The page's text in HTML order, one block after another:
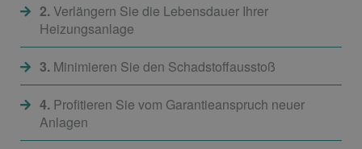
2.Verlängern Sie die Lebensdauer Ihrer
Heizungsanlage
3.Minimieren Sie den Schadstoffausstoß
4.Profitieren Sie vom Garantieanspruch neuer
Anlagen